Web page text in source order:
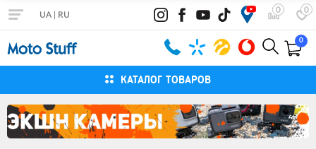
0 0
UA RU
0
КАТАЛОГ ТОВАРОВ